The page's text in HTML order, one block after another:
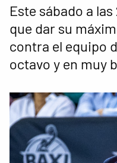
Este sábado a
que dar su
contra el equipo
octavo y en muy